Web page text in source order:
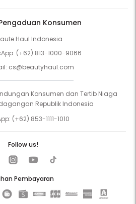
Konsumen
Haul Indonesia
(+62) 813-1000-9066
cs@beautyhaul.com
Konsumen dan Tertib Niaga
Republik Indonesia
(+62) 853-1111-1010
Pembayaran
Follow us!